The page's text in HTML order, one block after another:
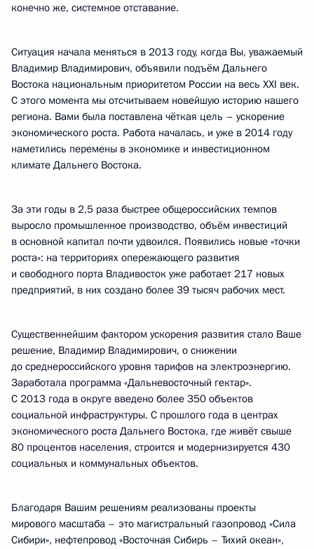
конечно же, системное отставание.
Ситуация начала меняться в 2013 году, когда Вы, уважаемый
Владимир Владимирович, объявили подъём Дальнего
Востока национальным приоритетом России на весь XXI век.
С этого момента мы отсчитываем новейшую историю нашего
региона. Вами была поставлена чёткая цель – ускорение
экономического роста. Работа началась, и уже в 2014 году
наметились перемены в экономике и инвестиционном
климате Дальнего Востока.
За эти годы в 2,5 раза быстрее общероссийских темпов
выросло промышленное производство, объём инвестиций
в основной капитал почти удвоился. Появились новые «точки
роста»: на территориях опережающего развития
и свободного порта Владивосток уже работает 217 новых
предприятий, в них создано более 39 тысяч рабочих мест.
Существеннейшим фактором ускорения развития стало Ваше
решение, Владимир Владимирович, о снижении
до среднероссийского уровня тарифов на электроэнергию.
Заработала программа «Дальневосточный гектар».
С 2013 года в округе введено более 350 объектов
социальной инфраструктуры. С прошлого года в центрах
экономического роста Дальнего Востока, где живёт свыше
80 процентов населения, строится и модернизируется 430
социальных и коммунальных объектов.
Благодаря Вашим решениям реализованы проекты
мирового масштаба – это магистральный газопровод «Сила
Сибири», нефтепровод «Восточная Сибирь – Тихий океан»,